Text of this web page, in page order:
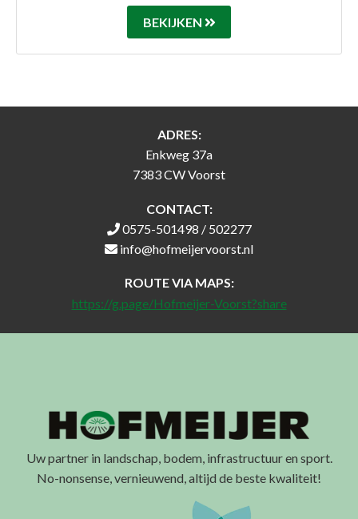
BEKIJKEN
ADRES:
Enkweg 37a
7383 CW Voorst
CONTACT:
0575-501498 / 502277
info@hofmeijervoorst.nl
ROUTE VIA MAPS:
https://g.page/Hofmeijer-Voorst?share
Uw partner in landschap, bodem, infrastructuur en sport.
No-nonsense, vernieuwend, altijd de beste kwaliteit!